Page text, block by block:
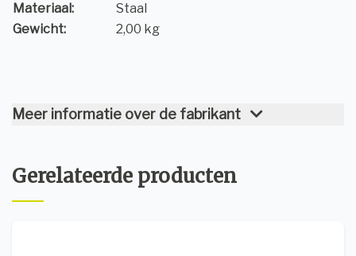
Materiaal:
Staal
Gewicht:
2,00 kg
Meer informatie over de fabrikant
Gerelateerde producten